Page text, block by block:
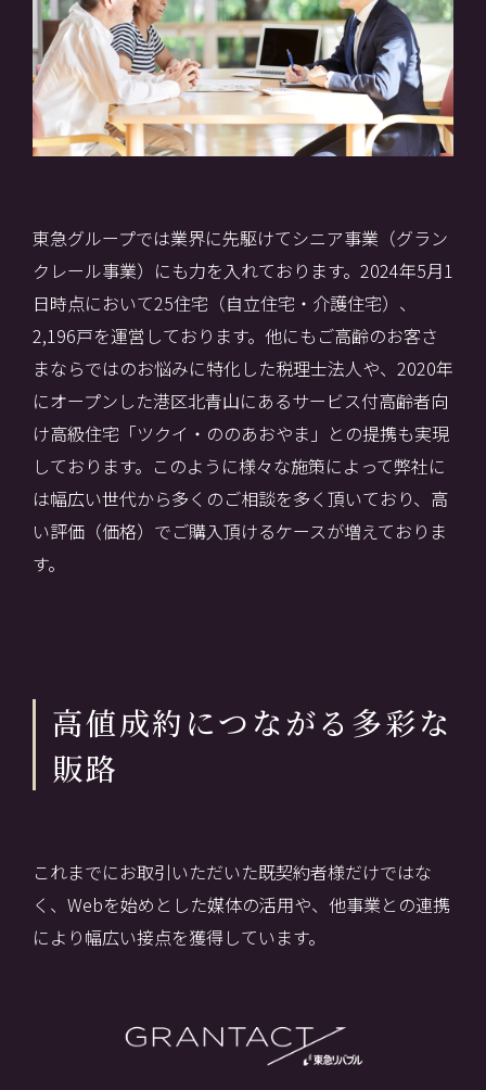
東急グループでは業界に先駆けてシニア事業（グラン
クレール事業）にも力を入れております。2024年5月1
日時点において25住宅（自立住宅・介護住宅）、
2,196戸を運営しております。他にもご高齢のお客さ
まならではのお悩みに特化した税理士法人や、2020年
にオープンした港区北青山にあるサービス付高齢者向
け高級住宅「ツクイ・ののあおやま」との提携も実現
しております。このように様々な施策によって弊社に
は幅広い世代から多くのご相談を多く頂いており、高
い評価（価格）でご購入頂けるケースが増えておりま
す。
高値成約につながる多彩な
販路
これまでにお取引いただいた既契約者様だけではな
く、Webを始めとした媒体の活用や、他事業との連携
により幅広い接点を獲得しています。